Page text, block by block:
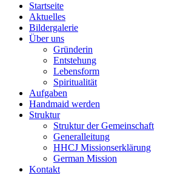
Startseite
Aktuelles
Bildergalerie
Über uns
Gründerin
Entstehung
Lebensform
Spiritualität
Aufgaben
Handmaid werden
Struktur
Struktur der Gemeinschaft
Generalleitung
HHCJ Missionserklärung
German Mission
Kontakt